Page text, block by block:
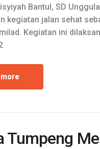
Bantul, SD
kegiatan jalan sehat
Kegiatan ini
more
Tumpeng